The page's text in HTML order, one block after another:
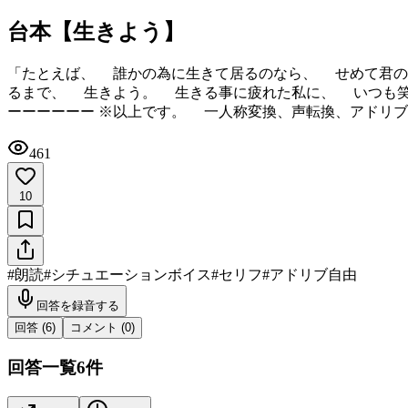
台本【生きよう】
「たとえば、 誰かの為に生きて居るのなら、 せめて
るまで、 生きよう。 生きる事に疲れた私に、 いつも
ーーーーーー ※以上です。 一人称変換、声転換、アドリ
461
10
#朗読#シチュエーションボイス#セリフ#アドリブ自由
回答を録音する
回答 (6) コメント (0)
回答一覧6件